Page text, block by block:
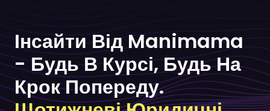
Інсайти Від Manimama
- Будь В Курсі, Будь На
Крок Попереду.